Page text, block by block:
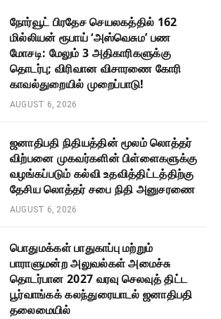
நோர்வூட் பிரதேச செயலகத்தில் 162
மில்லியன் ரூபாய் ‘அஸ்வெசும’ பண
மோசடி: மேலும் 3 அதிகாரிகளுக்கு
தொடர்பு; விரிவான விசாரணை கோரி
காவல்துறையில் முறைப்பாடு!
AUGUST 6, 2026
ஜனாதிபதி நிதியத்தின் மூலம் லொத்தர்
விற்பனை முகவர்களின் பிள்ளைகளுக்கு
வழங்கப்படும் கல்வி உதவித்திட்டத்திற்கு
தேசிய லொத்தர் சபை நிதி அனுசரணை
AUGUST 6, 2026
பொதுமக்கள் பாதுகாப்பு மற்றும்
பாராளுமன்ற அலுவல்கள் அமைச்சு
தொடர்பான 2027 வரவு செலவுத் திட்ட
பூர்வாங்கக் கலந்துரையாடல் ஜனாதிபதி
தலைமையில்